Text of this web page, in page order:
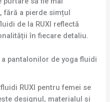
a pierde simțul
de la RUXI reflectă
în fiecare detaliu.
pantalonilor de yoga fluidi
RUXI pentru femei se
designul, materialul și